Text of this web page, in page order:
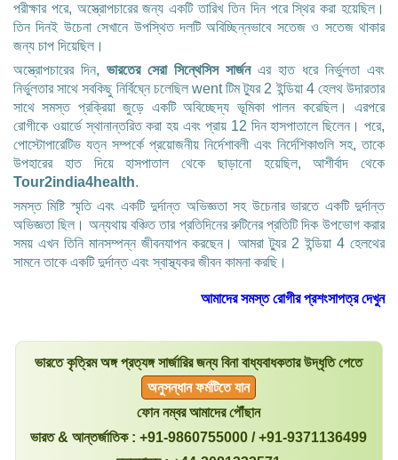
পরীক্ষার পরে, অস্ত্রোপচারের জন্য একটি তারিখ তিন দিন পরে স্থির করা হয়েছিল।
তিন দিনই উচেনা সেখানে উপস্থিত দলটি অবিচ্ছিন্নভাবে সতেজ ও সতেজ থাকার
জন্য চাপ দিয়েছিল।
অস্ত্রোপচারের দিন, ভারতের সেরা সিন্থেসিস সার্জন এর হাত ধরে নির্ভুলতা এবং
নির্ভুলতার সাথে সবকিছু নির্বিঘ্নে চলেছিল went টিম ট্যুর 2 ইন্ডিয়া 4 হেলথ উদারতার
সাথে সমস্ত প্রক্রিয়া জুড়ে একটি অবিচ্ছেদ্য ভূমিকা পালন করেছিল। এরপরে
রোগীকে ওয়ার্ডে স্থানান্তরিত করা হয় এবং প্রায় 12 দিন হাসপাতালে ছিলেন। পরে,
পোস্টোপারেটিভ যত্ন সম্পর্কে প্রয়োজনীয় নির্দেশাবলী এবং নির্দেশিকাগুলি সহ, তাকে
উপহারের হাত দিয়ে হাসপাতাল থেকে ছাড়ানো হয়েছিল, আশীর্বাদ থেকে
Tour2india4health.
সমস্ত মিষ্টি স্মৃতি এবং একটি দুর্দান্ত অভিজ্ঞতা সহ উচেনার ভারতে একটি দুর্দান্ত
অভিজ্ঞতা ছিল। অন্যথায় বঞ্চিত তার প্রতিদিনের রুটিনের প্রতিটি দিক উপভোগ করার
সময় এখন তিনি মানসম্পন্ন জীবনযাপন করছেন। আমরা ট্যুর 2 ইন্ডিয়া 4 হেলথের
সামনে তাকে একটি দুর্দান্ত এবং স্বাস্থ্যকর জীবন কামনা করছি।
আমাদের সমস্ত রোগীর প্রশংসাপত্র দেখুন
ভারতে কৃত্রিম অঙ্গ প্রত্যঙ্গ সার্জারির জন্য বিনা বাধ্যবাধকতার উদ্ধৃতি পেতে
অনুসন্ধান ফর্মটিতে যান
ফোন নম্বর আমাদের পৌঁছান
ভারত & আন্তর্জাতিক : +91-9860755000 / +91-9371136499